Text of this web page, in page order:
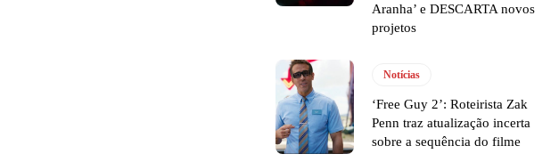
Aranha’ e DESCARTA novos
projetos
Notícias
‘Free Guy 2’: Roteirista Zak
Penn traz atualização incerta
sobre a sequência do filme